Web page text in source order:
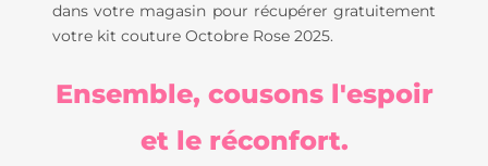
dans votre magasin pour récupérer gratuitement
votre kit couture Octobre Rose 2025.
Ensemble, cousons l'espoir
et le réconfort.